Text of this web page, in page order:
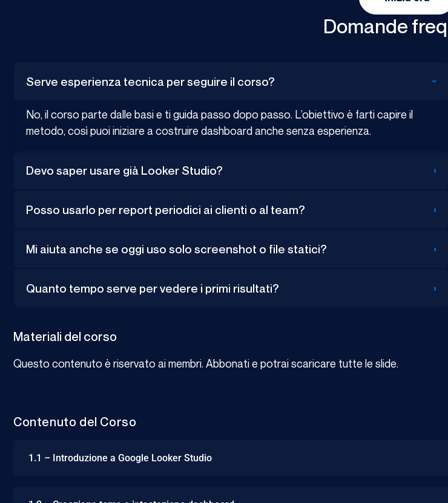
Domande
Serve esperienza tecnica per seguire il corso? ›
No, il corso parte dalle basi e ti guida passo dopo passo. L’obiettivo è farti capire il
metodo, così puoi iniziare a costruire dashboard anche senza esperienza.
Devo saper usare già Looker Studio? ›
Posso usarlo per report periodici ai clienti o al team? ›
Mi aiuta anche se oggi uso solo screenshot o file statici? ›
Quanto tempo serve per vedere i primi risultati? ›
Materiali del corso
Questo contenuto è riservato ai membri. Abbonati e potrai scaricare tutte le slide.
Contenuto del Corso
1.1 – Introduzione a Google Looker Studio